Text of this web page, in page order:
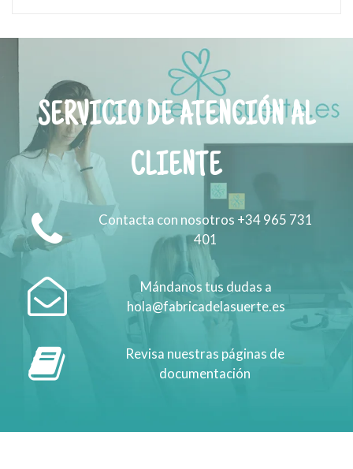
SERVICIO DE ATENCIÓN AL
CLIENTE
Contacta con nosotros +34 965 731
401
Mándanos tus dudas a
hola@fabricadelasuerte.es
Revisa nuestras páginas de
documentación